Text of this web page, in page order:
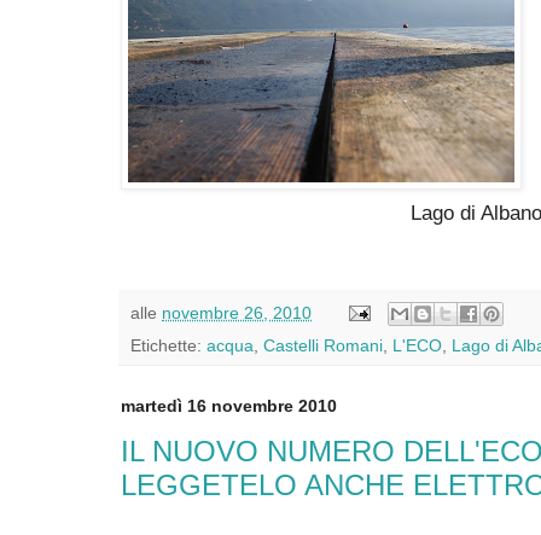
Lago di
alle novembre 26, 2010
Etichette: acqua Castelli Romani L'ECO Lago di
martedì 16 novembre 2010
IL NUOVO NUMERO
LEGGETELO ANCHE